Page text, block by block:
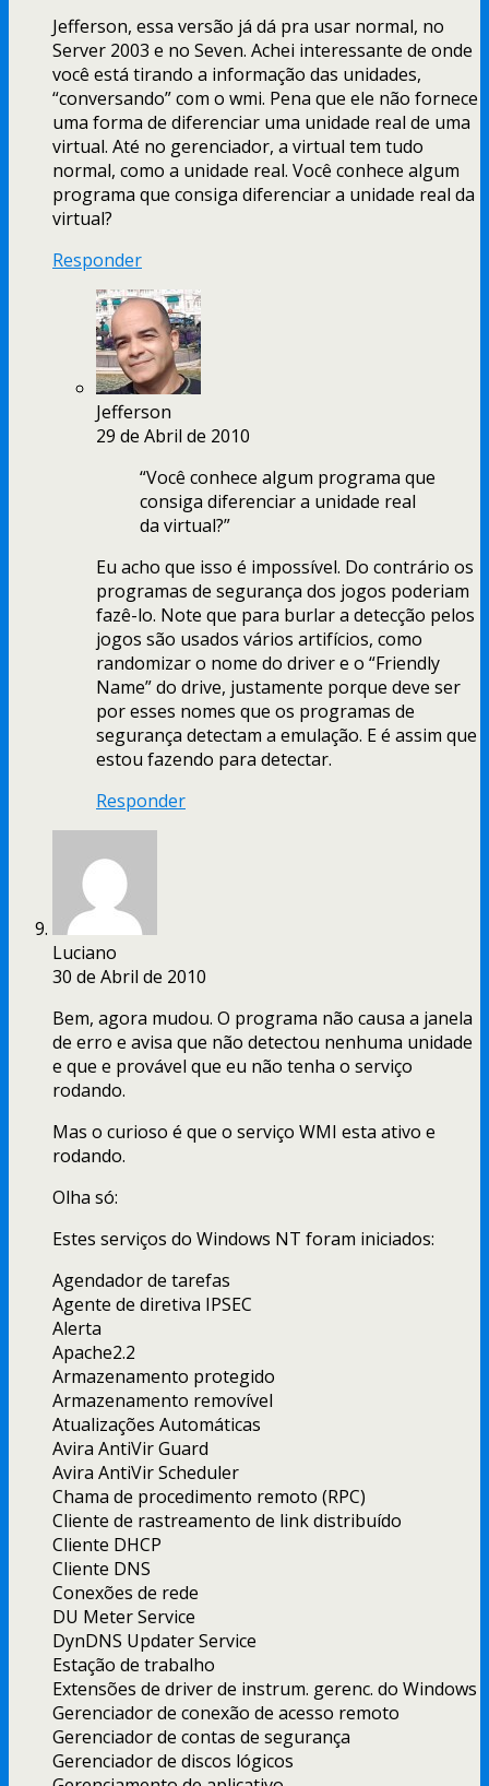
Jefferson, essa versão já dá pra usar normal, no
Server 2003 e no Seven. Achei interessante de onde
você está tirando a informação das unidades,
“conversando” com o wmi. Pena que ele não fornece
uma forma de diferenciar uma unidade real de uma
virtual. Até no gerenciador, a virtual tem tudo
normal, como a unidade real. Você conhece algum
programa que consiga diferenciar a unidade real da
virtual?
Responder
Jefferson
29 de Abril de 2010
“Você conhece algum programa que
consiga diferenciar a unidade real
da virtual?”
Eu acho que isso é impossível. Do contrário os
programas de segurança dos jogos poderiam
fazê-lo. Note que para burlar a detecção pelos
jogos são usados vários artifícios, como
randomizar o nome do driver e o “Friendly
Name” do drive, justamente porque deve ser
por esses nomes que os programas de
segurança detectam a emulação. E é assim que
estou fazendo para detectar.
Responder
Luciano
30 de Abril de 2010
Bem, agora mudou. O programa não causa a janela
de erro e avisa que não detectou nenhuma unidade
e que e provável que eu não tenha o serviço
rodando.
Mas o curioso é que o serviço WMI esta ativo e
rodando.
Olha só:
Estes serviços do Windows NT foram iniciados:
Agendador de tarefas
Agente de diretiva IPSEC
Alerta
Apache2.2
Armazenamento protegido
Armazenamento removível
Atualizações Automáticas
Avira AntiVir Guard
Avira AntiVir Scheduler
Chama de procedimento remoto (RPC)
Cliente de rastreamento de link distribuído
Cliente DHCP
Cliente DNS
Conexões de rede
DU Meter Service
DynDNS Updater Service
Estação de trabalho
Extensões de driver de instrum. gerenc. do Windows
Gerenciador de conexão de acesso remoto
Gerenciador de contas de segurança
Gerenciador de discos lógicos